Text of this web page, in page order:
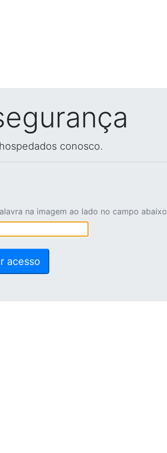
conosco.
na imagem ao lado no campo abaixo